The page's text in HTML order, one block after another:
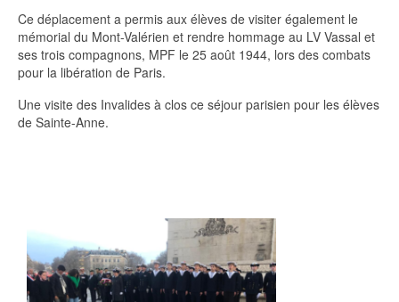
Ce déplacement a permis aux élèves de visiter également le
mémorial du Mont-Valérien et rendre hommage au LV Vassal et
ses trois compagnons, MPF le 25 août 1944, lors des combats
pour la libération de Paris.
Une visite des Invalides à clos ce séjour parisien pour les élèves
de Sainte-Anne.